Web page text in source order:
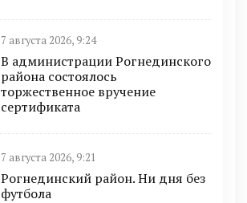
7 августа 2026, 9:24
В администрации Рогнединского
района состоялось
торжественное вручение
сертификата
7 августа 2026, 9:21
Рогнединский район. Ни дня без
футбола